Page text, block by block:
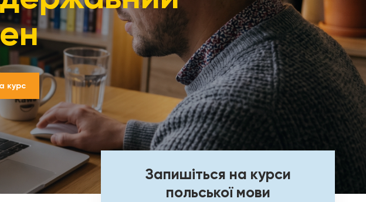
курс
Запишіться на курси
польської мови